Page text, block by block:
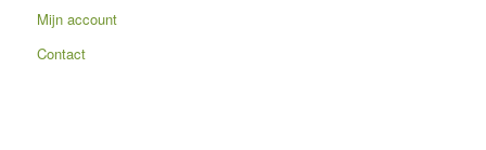
Mijn account
Contact